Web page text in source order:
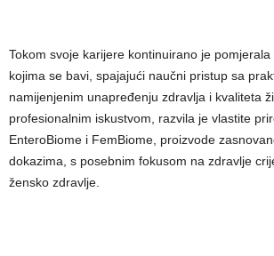
Tokom svoje karijere kontinuirano je
kojima se bavi, spajajući naučni pristup sa
namijenjenim unapređenju zdravlja i kvaliteta
profesionalnim iskustvom, razvila je vlastite
EnteroBiome i FemBiome, proizvode
dokazima, s posebnim fokusom na zdravlje
žensko zdravlje.